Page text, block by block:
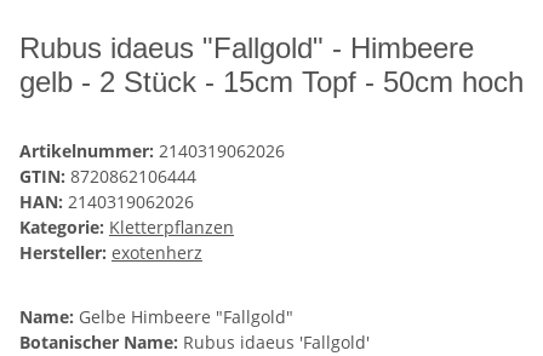
Rubus idaeus "Fallgold" - Himbeere
gelb - 2 Stück - 15cm Topf - 50cm hoch
Artikelnummer: 2140319062026
GTIN: 8720862106444
HAN: 2140319062026
Kategorie: Kletterpflanzen
Hersteller: exotenherz
Name: Gelbe Himbeere "Fallgold"
Botanischer Name: Rubus idaeus 'Fallgold'